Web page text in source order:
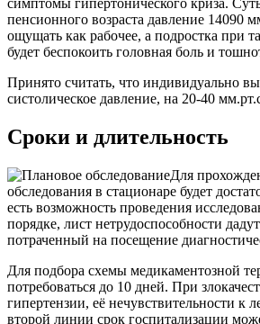
симптомы гипертонического криза.
пенсионного возраста давление 14090
ощущать как рабочее, а подростка при
будет беспокоить головная боль и
Принято считать, что индивидуально
систолическое давление, на 20-40
Сроки и длительность
Для
обследования в стационаре будет
есть возможность проведения
порядке, лист нетрудоспособности
потраченный на посещение
Для подбора схемы медикаментозной
потребоваться до 10 дней. При
гипертензии, её нечувствительности к
второй линии срок госпитализации